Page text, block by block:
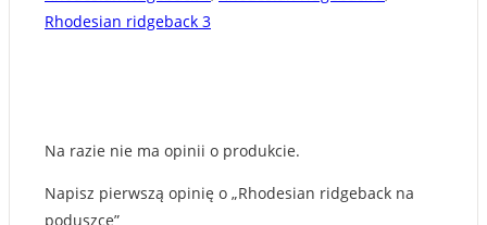
Rhodesian ridgeback 3
Na razie nie ma opinii o produkcie.
Napisz pierwszą opinię o „Rhodesian ridgeback na
poduszce”